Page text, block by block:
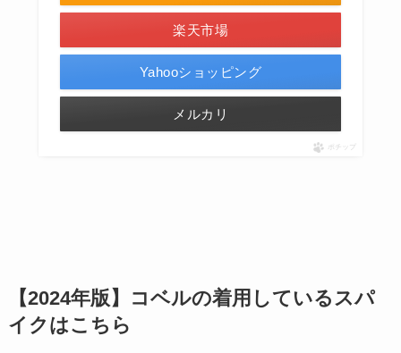
楽天市場
Yahooショッピング
メルカリ
ポチップ
【2024年版】コベルの着用しているスパ
イクはこちら